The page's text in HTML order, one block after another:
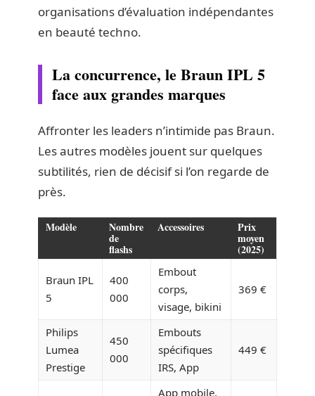
organisations d’évaluation indépendantes
en beauté techno.
La concurrence, le Braun IPL 5
face aux grandes marques
Affronter les leaders n’intimide pas Braun.
Les autres modèles jouent sur quelques
subtilités, rien de décisif si l’on regarde de
près.
Modèle Nombre
de
flashs
Accessoires Prix
moyen
(2025)
Braun IPL
5
400
000
Embout
corps,
visage, bikini
369 €
Philips
Lumea
Prestige
450
000
Embouts
spécifiques
IRS, App
449 €
App mobile,